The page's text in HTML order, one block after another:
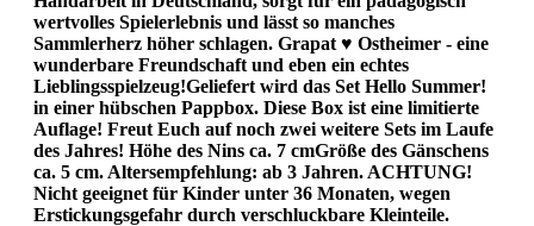
wertvolles Spielerlebnis und lässt so manches
Sammlerherz höher schlagen. Grapat ♥ Ostheimer - eine
wunderbare Freundschaft und eben ein echtes
Lieblingsspielzeug!Geliefert wird das Set Hello Summer!
in einer hübschen Pappbox. Diese Box ist eine limitierte
Auflage! Freut Euch auf noch zwei weitere Sets im Laufe
des Jahres! Höhe des Nins ca. 7 cmGröße des Gänschens
ca. 5 cm. Altersempfehlung: ab 3 Jahren. ACHTUNG!
Nicht geeignet für Kinder unter 36 Monaten, wegen
Erstickungsgefahr durch verschluckbare Kleinteile.